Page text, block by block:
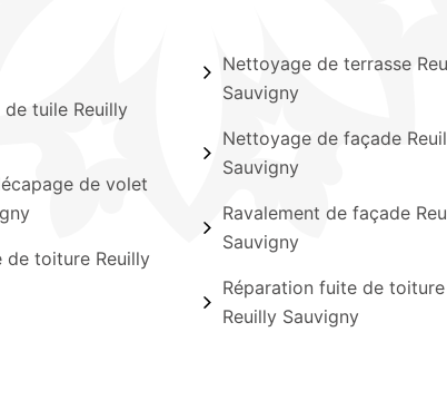
de tuile Reuilly
de volet
de toiture Reuilly
Nettoyage de terrasse
Sauvigny
Nettoyage de façade
Sauvigny
Ravalement de façade
Sauvigny
Réparation fuite de toiture
Reuilly Sauvigny